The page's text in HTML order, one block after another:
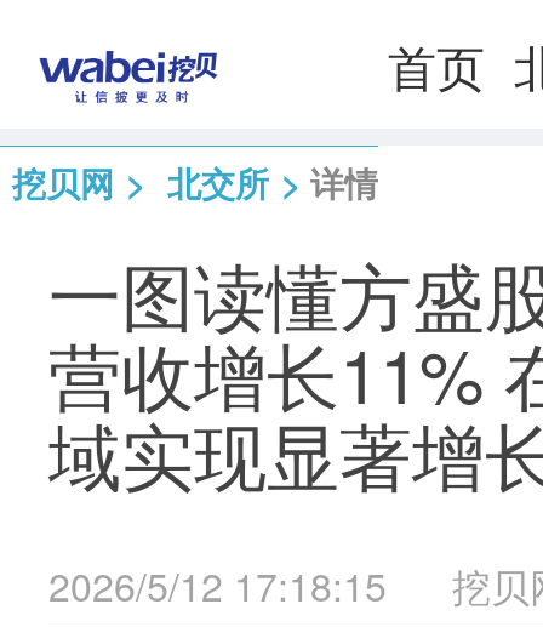
首页
挖贝网 > 北交所 > 详情
一图读懂方盛
营收增长11%
域实现显著增
2026/5/12 17:18:15 挖贝